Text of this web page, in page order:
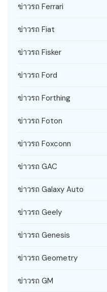
ข่าวรถ Ferrari
ข่าวรถ Fiat
ข่าวรถ Fisker
ข่าวรถ Ford
ข่าวรถ Forthing
ข่าวรถ Foton
ข่าวรถ Foxconn
ข่าวรถ GAC
ข่าวรถ Galaxy Auto
ข่าวรถ Geely
ข่าวรถ Genesis
ข่าวรถ Geometry
ข่าวรถ GM